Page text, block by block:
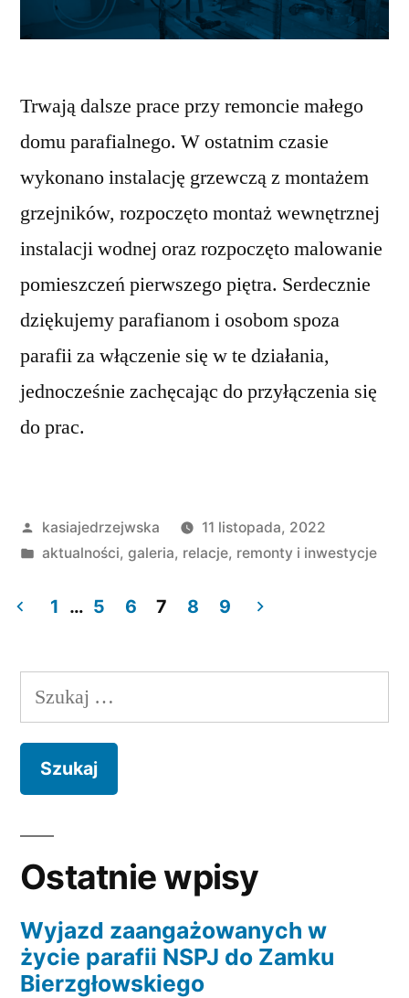
Trwają dalsze prace przy remoncie małego
domu parafialnego. W ostatnim czasie
wykonano instalację grzewczą z montażem
grzejników, rozpoczęto montaż wewnętrznej
instalacji wodnej oraz rozpoczęto malowanie
pomieszczeń pierwszego piętra. Serdecznie
dziękujemy parafianom i osobom spoza
parafii za włączenie się w te działania,
jednocześnie zachęcając do przyłączenia się
do prac.
Opublikowane
przez
kasiajedrzejwska
11 listopada, 2022
Opublikowano
aktualności, galeria, relacje, remonty i inwestycje
wpisów
1 … 5 6 7 8 9
Szukaj:
Ostatnie wpisy
Wyjazd zaangażowanych w
życie parafii NSPJ do Zamku
Bierzgłowskiego